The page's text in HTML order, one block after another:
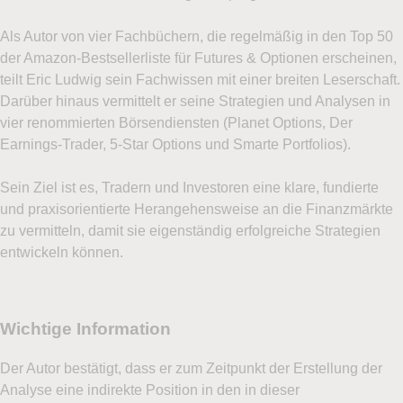
Marketingnachrichten zusenden darf. Ich kann
mich jederzeit über den Abmeldelink im Newsletter
oder per E-Mail anservice@lynxbroker.de
widerrufen, ohne dass hierfür andere als die
Übermittlungskosten nach den Basistarifen
entstehen. Ich stimme ebenfalls der telefonischen
Einwilligung hierzu kann ich jederzeit per E-Mail
anservice@lynxbroker.dewiderrufen. Weitere
Informationen zum Datenschutz finden Sie in der
Datenschutzerklärung
börsentäglichen Newsletter Börsenblick von LYNX
zu erhalten. Mit der Eröffnung des Demokontos
stimme ich zu, dass LYNX mir regelmäßige
Werbe-E-Mails mit Angeboten, Neuigkeiten und
Als Autor von vier Fachbüchern, die regelmäßig in den Top 50
der Amazon-Bestsellerliste für Futures & Optionen erscheinen,
teilt Eric Ludwig sein Fachwissen mit einer breiten Leserschaft.
Darüber hinaus vermittelt er seine Strategien und Analysen in
vier renommierten Börsendiensten (Planet Options, Der
Earnings-Trader, 5-Star Options und Smarte Portfolios).
Sein Ziel ist es, Tradern und Investoren eine klare, fundierte
und praxisorientierte Herangehensweise an die Finanzmärkte
zu vermitteln, damit sie eigenständig erfolgreiche Strategien
entwickeln können.